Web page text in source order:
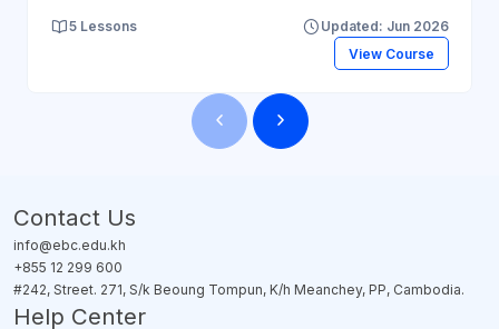
5 Lessons
Updated: Jun 2026
View Course
Help Center
Contact Us
info@ebc.edu.kh
+855 12 299 600
#242, Street. 271, S/k Beoung Tompun, K/h Meanchey, PP, Cambodia.